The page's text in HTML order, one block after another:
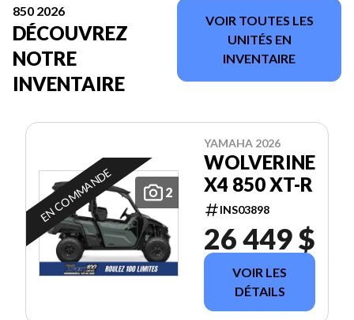
850 2026
DÉCOUVREZ
NOTRE
INVENTAIRE
VOIR TOUTES LES
UNITÉS EN
INVENTAIRE
2
EN COMMANDE
YAMAHA 2026
WOLVERINE
X4 850 XT-R
INS03898
26 449 $
VOIR LES
DÉTAILS